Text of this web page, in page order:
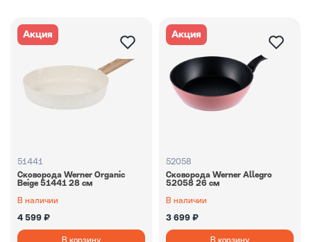
Акция
51441
Сковорода Werner Organic
Beige 51441 28 см
В наличии
4 599 ₽
Акция
52058
Сковорода Werner Allegro
52058 26 см
В наличии
3 699 ₽